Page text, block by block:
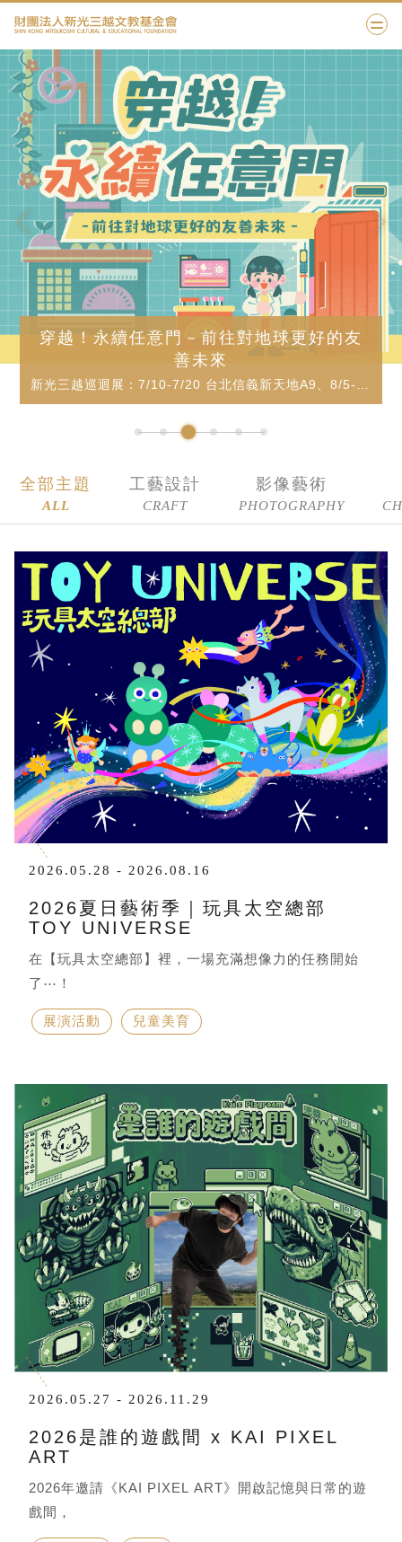
2027 SKM PHOTO 新光三越國際攝影大
賽
收件期間：2026/9/1-10/31｜線上報名．實體繳件
全部主題
ALL
工藝設計
CRAFT
影像藝術
PHOTOGRAPHY
2026.05.28 - 2026.08.16
2026夏日藝術季｜玩具太空總部
TOY UNIVERSE
在【玩具太空總部】裡，一場充滿想像力的任務開始
了⋯！
展演活動 兒童美育
2026.05.27 - 2026.11.29
2026是誰的遊戲間 x KAI PIXEL
ART
2026年邀請《KAI PIXEL ART》開啟記憶與日常的遊
戲間，
在四色像素世界裡，發現印象裡的快樂模樣與迷人日